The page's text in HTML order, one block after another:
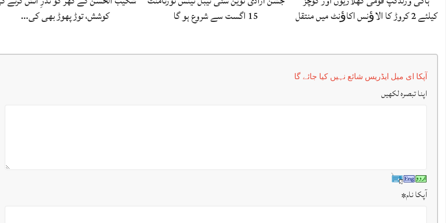
کیلئے 2 کروڑ کا الاﺅنس اکاﺅنٹ میں منتقل
15 اگست سے شروع ہو گا
کوشش، توڑ پھوڑ بھی کی…
آپکا ای میل ایڈریس شائع نہیں کیا جائے گا
اپنا تبصرہ لکھیں
آپکا نام*